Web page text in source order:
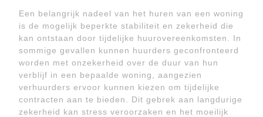
Een belangrijk nadeel van het huren van een woning
is de mogelijk beperkte stabiliteit en zekerheid die
kan ontstaan door tijdelijke huurovereenkomsten. In
sommige gevallen kunnen huurders geconfronteerd
worden met onzekerheid over de duur van hun
verblijf in een bepaalde woning, aangezien
verhuurders ervoor kunnen kiezen om tijdelijke
contracten aan te bieden. Dit gebrek aan langdurige
zekerheid kan stress veroorzaken en het moeilijk